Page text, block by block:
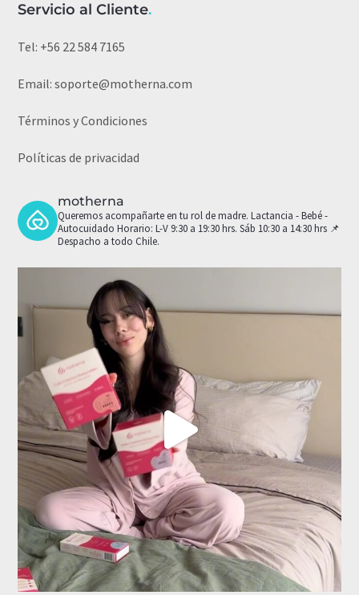
Servicio al Cliente.
Tel: +56 22 584 7165
Email:soporte@motherna.com
Términos y Condiciones
Políticas de privacidad
motherna
Queremos acompañarte en tu rol de madre. Lactancia - Bebé -
Autocuidado Horario: L-V 9:30 a 19:30 hrs. Sáb 10:30 a 14:30 hrs 📌
Despacho a todo Chile.